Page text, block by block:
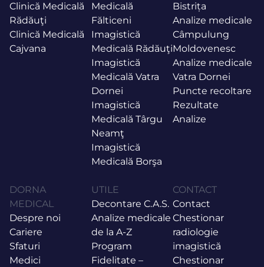
Clinică Medicală
Rădăuţi
Clinică Medicală
Cajvana
Medicală
Fălticeni
Imagistică
Medicală Rădăuţi
Imagistică
Medicală Vatra
Dornei
Imagistică
Medicală Târgu
Neamţ
Imagistică
Medicală Borşa
Bistrița
Analize medicale
Câmpulung
Moldovenesc
Analize medicale
Vatra Dornei
Puncte recoltare
Rezultate
Analize
DORNA
MEDICAL
Despre noi
Cariere
Sfaturi
Medici
UTILE
Decontare C.A.S.
Analize medicale
de la A-Z
Program
Fidelitate –
CONTACT
Contact
Chestionar
radiologie
imagistică
Chestionar